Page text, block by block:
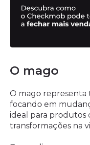
O mago
O mago representa
focando em
ideal para
transformações na